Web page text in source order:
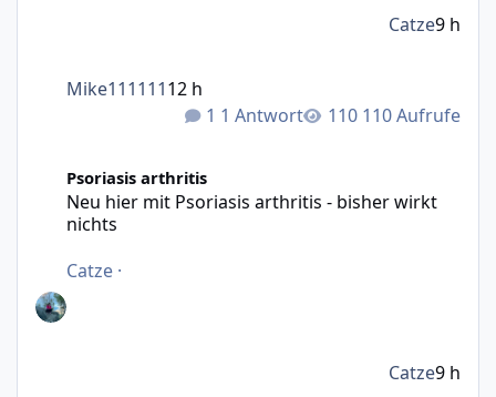
1 Antwort 110 Aufrufe
Mike11111112 h
Catze9 h
Psoriasis arthritis
Neu hier mit Psoriasis arthritis - bisher wirkt
nichts
Catze ·
Catze9 h